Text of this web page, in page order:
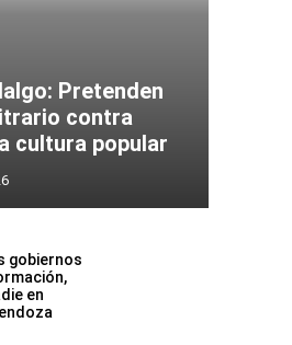
Pretenden
contra
cultura popular
gobiernos
en